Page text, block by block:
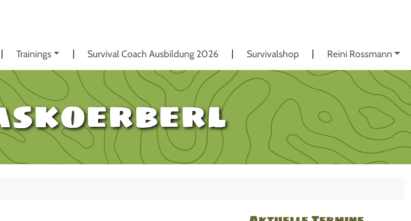
Trainings Survival Coach Ausbildung 2026 Survivalshop Reini Rossmann